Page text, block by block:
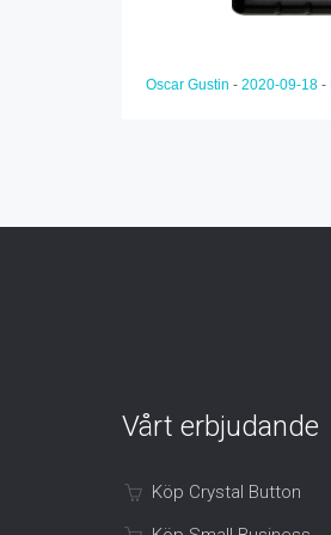
Oscar Gustin - 2020-09-18 -
Vårt erbjudande
Köp Crystal Button